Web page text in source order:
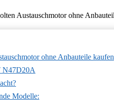
ohne Anbauteile kaufen
N47D20A
Modelle: